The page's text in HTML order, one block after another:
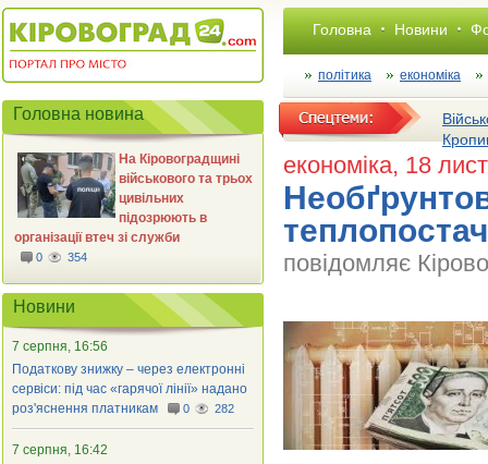
Головна Новини
політика економіка
економіка, 18
повідомляє
Головна новина
На Кіровоградщині
військового та трьох
цивільних
підозрюють в
організації втеч зі служби
0 354
Новини
7 серпня, 16:56
Податкову знижку – через електронні
сервіси: під час «гарячої лінії» надано
роз'яснення платникам
0 282
7 серпня, 16:42